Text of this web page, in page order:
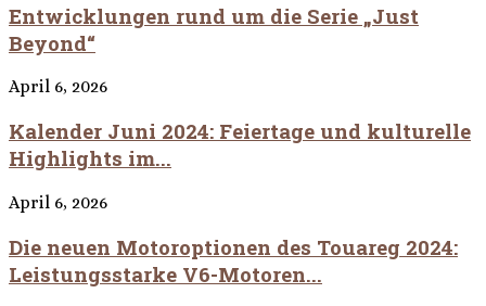
Entwicklungen rund um die Serie „Just
Beyond“
April 6, 2026
Kalender Juni 2024: Feiertage und kulturelle
Highlights im...
April 6, 2026
Die neuen Motoroptionen des Touareg 2024:
Leistungsstarke V6-Motoren...